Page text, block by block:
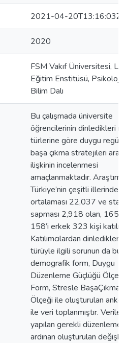
2021-04-20T13:16:03Z
2020
FSM Vakıf Üniversitesi,
Eğitim Enstitüsü, Psikoloji
Bilim Dalı
Bu çalışmada üniversite
öğrencilerinin dinledikleri
türlerine göre duygu
başa çıkma stratejileri
ilişkinin incelenmesi
amaçlanmaktadır.
Türkiye’nin çeşitli
ortalaması 22,037 ve
sapması 2,918 olan, 165’i
158’i erkek 323 kişi
Katılımcılardan dinledikleri
türüyle ilgili sorunun da
demografik form, Duygu
Düzenleme Güçlüğü
Form, Stresle BaşaÇıkma
Ölçeği ile oluşturulan
ile veri toplanmıştır.
yapılan gerekli
ardınan oluşturulan